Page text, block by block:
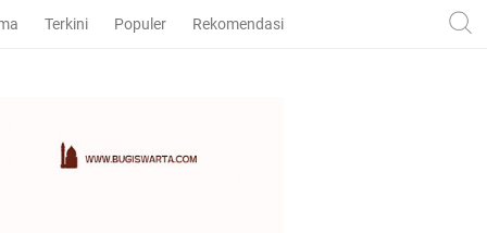
Terkini Populer Rekomendasi